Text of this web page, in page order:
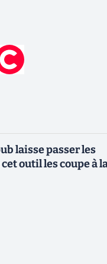
laisse passer les
outil les coupe à